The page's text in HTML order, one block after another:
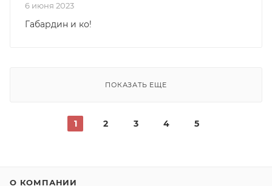
6 июня 2023
Габардин и ко!
ПОКАЗАТЬ ЕЩЕ
1 2 3 4 5
О КОМПАНИИ